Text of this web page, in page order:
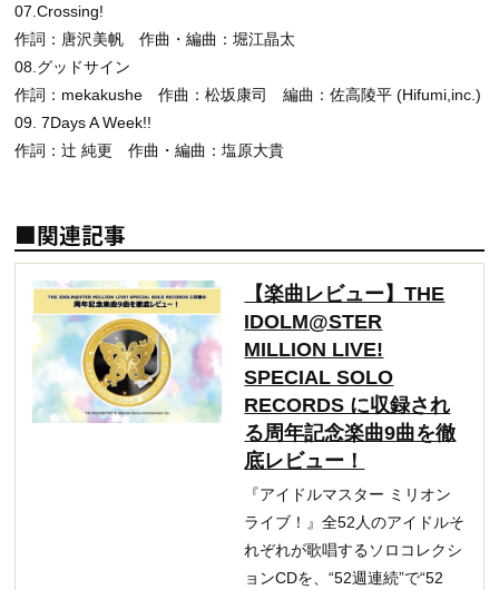
07.Crossing!
作詞：唐沢美帆 作曲・編曲：堀江晶太
08.グッドサイン
作詞：mekakushe 作曲：松坂康司 編曲：佐高陵平 (Hifumi,inc.)
09. 7Days A Week!!
作詞：辻 純更 作曲・編曲：塩原大貴
■関連記事
【楽曲レビュー】THE
IDOLM@STER
MILLION LIVE!
SPECIAL SOLO
RECORDS に収録され
る周年記念楽曲9曲を徹
底レビュー！
『アイドルマスター ミリオン
ライブ！』全52人のアイドルそ
れぞれが歌唱するソロコレクシ
ョンCDを、“52週連続”で“52